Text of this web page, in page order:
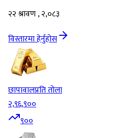
२२ श्रावण , २,०८३
विस्तारमा हेर्नुहोस
छापावालप्रति तोला
२,९६,९००
९००